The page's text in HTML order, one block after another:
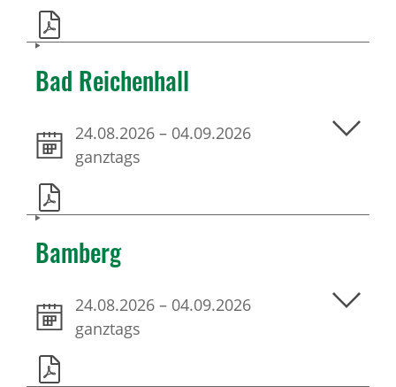
Bad Reichenhall
24.08.2026 – 04.09.2026
ganztags
Bamberg
24.08.2026 – 04.09.2026
ganztags